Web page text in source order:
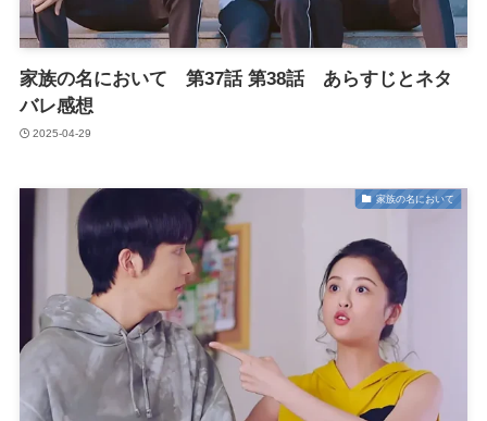
家族の名において 第37話 第38話 あらすじとネタ
バレ感想
2025-04-29
家族の名において